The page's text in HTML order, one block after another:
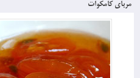
مربای کامکوات